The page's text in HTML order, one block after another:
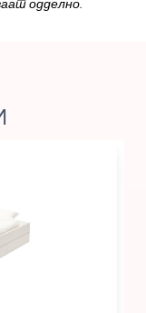
одделно.